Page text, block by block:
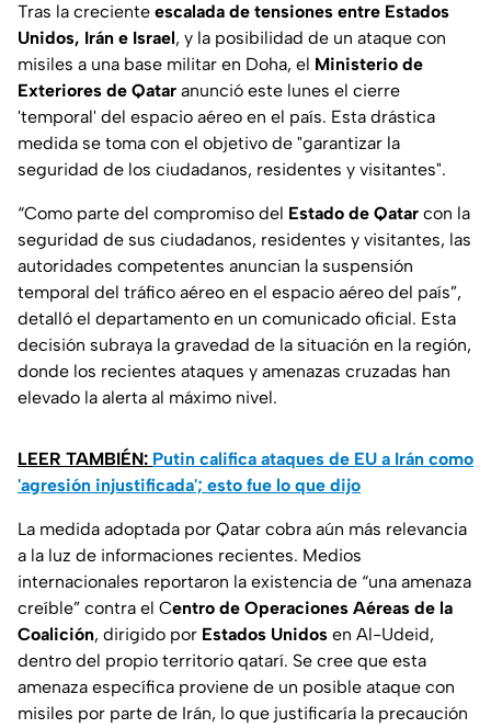
Tras la creciente escalada de tensiones entre Estados
Unidos, Irán e Israel, y la posibilidad de un ataque con
misiles a una base militar en Doha, el Ministerio de
Exteriores de Qatar anunció este lunes el cierre
'temporal' del espacio aéreo en el país. Esta drástica
medida se toma con el objetivo de "garantizar la
seguridad de los ciudadanos, residentes y visitantes".
“Como parte del compromiso del Estado de Qatar con la
seguridad de sus ciudadanos, residentes y visitantes, las
autoridades competentes anuncian la suspensión
temporal del tráfico aéreo en el espacio aéreo del país”,
detalló el departamento en un comunicado oficial. Esta
decisión subraya la gravedad de la situación en la región,
donde los recientes ataques y amenazas cruzadas han
elevado la alerta al máximo nivel.
LEER TAMBIÉN: Putin califica ataques de EU a Irán como
'agresión injustificada'; esto fue lo que dijo
La medida adoptada por Qatar cobra aún más relevancia
a la luz de informaciones recientes. Medios
internacionales reportaron la existencia de “una amenaza
creíble” contra el Centro de Operaciones Aéreas de la
Coalición, dirigido por Estados Unidos en Al-Udeid,
dentro del propio territorio qatarí. Se cree que esta
amenaza específica proviene de un posible ataque con
misiles por parte de Irán, lo que justificaría la precaución